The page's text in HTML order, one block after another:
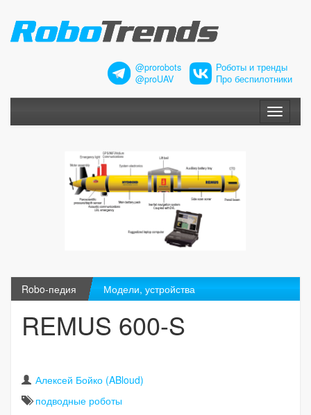
@prorobots
@proUAV
Роботы и тренды
Про беспилотники
Меню
Robo-педия Модели, устройства
REMUS 600-S
Алексей Бойко (ABloud)
подводные роботы